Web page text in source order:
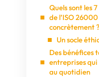
Quels sont les
de l’ISO
concrètement ?
Un socle
Des bénéfices
entreprises
au quotidien